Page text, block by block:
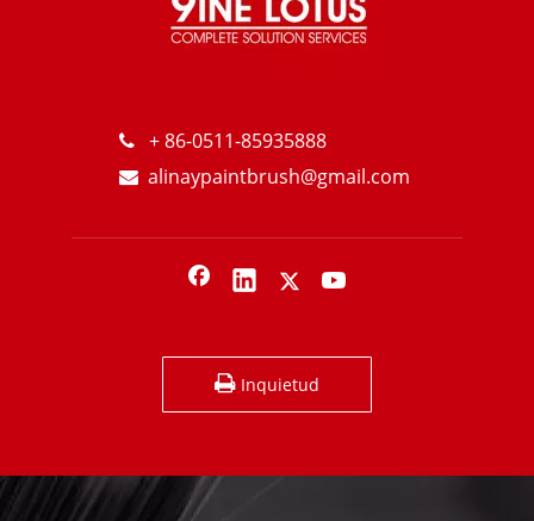
Cuáles son las ventajas del cepillo de plástico?
 + 86-0511-85935888
 alinaypaintbrush@gmail.com
Inquietud